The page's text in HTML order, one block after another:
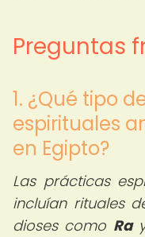
Preguntas
1. ¿Qué tipo
espirituales
en Egipto?
Las prácticas
incluían rituales
dioses como Ra